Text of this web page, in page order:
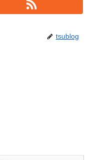
tsublog